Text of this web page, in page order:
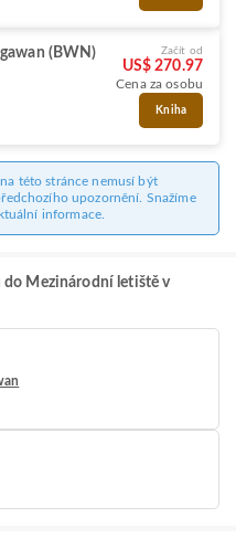
(BWN) Začít od
US$ 270.97
Cena za osobu
Kniha
této stránce nemusí být
upozornění. Snažíme
informace.
Mezinárodní letiště v